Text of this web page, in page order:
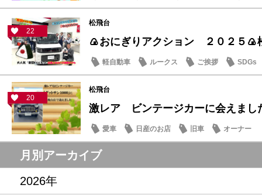
22
松飛台
🍙おにぎりアクション ２０２５🍙
軽自動車 ルークス ご挨拶 SDGs
20
松飛台
激レア ビンテージカーに会えまし
愛車 日産のお店 旧車 オーナー
月別アーカイブ
2026年